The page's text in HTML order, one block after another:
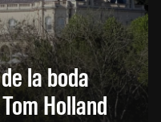
la boda
Holland